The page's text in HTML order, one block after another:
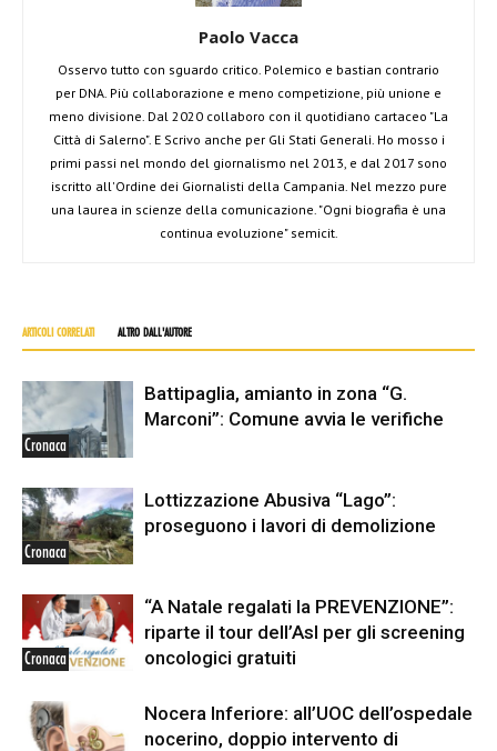
Paolo Vacca
Osservo tutto con sguardo critico. Polemico e bastian contrario
per DNA. Più collaborazione e meno competizione, più unione e
meno divisione. Dal 2020 collaboro con il quotidiano cartaceo "La
Città di Salerno". E Scrivo anche per Gli Stati Generali. Ho mosso i
primi passi nel mondo del giornalismo nel 2013, e dal 2017 sono
iscritto all'Ordine dei Giornalisti della Campania. Nel mezzo pure
una laurea in scienze della comunicazione. "Ogni biografia è una
continua evoluzione" semicit.
ARTICOLI CORRELATI ALTRO DALL'AUTORE
Cronaca
Battipaglia, amianto in zona “G.
Marconi”: Comune avvia le verifiche
Cronaca
Lottizzazione Abusiva “Lago”:
proseguono i lavori di demolizione
Cronaca
“A Natale regalati la PREVENZIONE”:
riparte il tour dell’Asl per gli screening
oncologici gratuiti
Nocera Inferiore: all’UOC dell’ospedale
nocerino, doppio intervento di